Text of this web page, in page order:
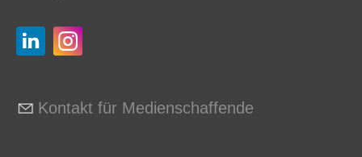
Kontakt für Medienschaffende